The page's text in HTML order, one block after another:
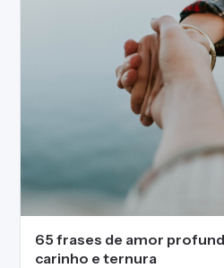
65 frases de amor
carinho e ternura